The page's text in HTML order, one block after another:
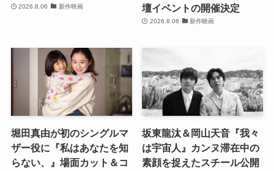
2026.8.06 新作映画
壇イベントの開催決定
2026.8.06 新作映画
堀田真由が初のシングルマ
ザー役に『私はあなたを知
らない、』場面カット＆コ
坂東龍汰＆岡山天音『我々
は宇宙人』カンヌ滞在中の
素顔を捉えたスチール公開